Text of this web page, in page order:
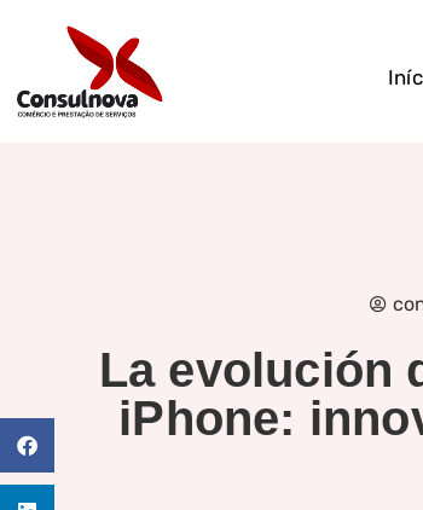
La evolución
iPhone: